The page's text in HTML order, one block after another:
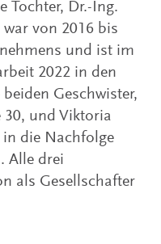
Tochter, Dr.-Ing.
von 2016 bis
und ist im
2022 in den
Geschwister,
30, und Viktoria
die Nachfolge
Alle drei
als Gesellschafter